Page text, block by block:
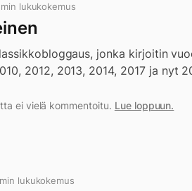
lukukokemus
jonka kirjoitin
2012, 2013, 2014, 2017 ja nyt
ei vielä kommentoitu. Lue loppuun.
lukukokemus